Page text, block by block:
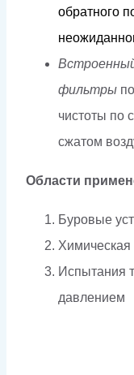
обратного п
неожиданно
фильтры
чистоты по
сжатом
Области
Буровые
Испытания
давлением